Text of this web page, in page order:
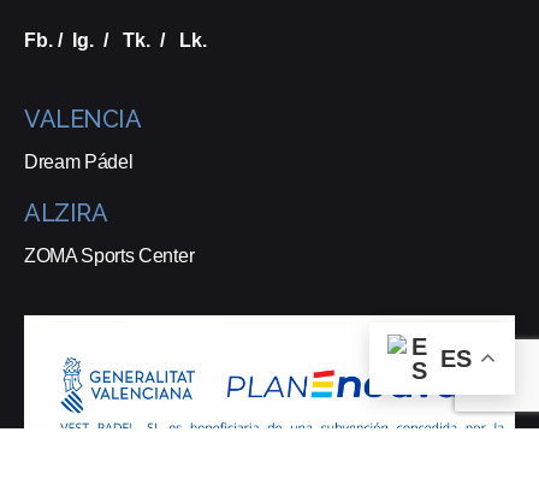
Fb. / Ig. / Tk. / Lk.
VALENCIA
Dream Pádel
ALZIRA
ZOMA Sports Center
ES